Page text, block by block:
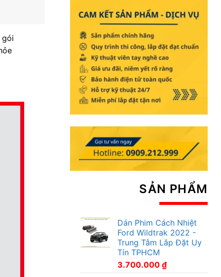
gói
SẢN PHẨM
Dán Phim Cách Nhiệt
Ford Wildtrak 2022 -
Trung Tâm Lắp Đặt Uy
Tín TPHCM
3.700.000 ₫